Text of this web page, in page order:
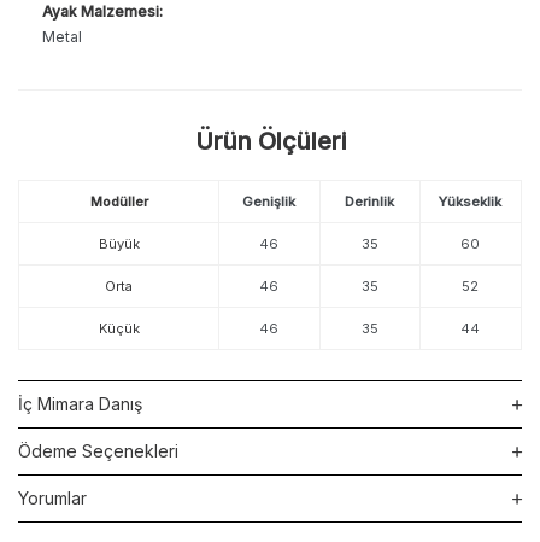
Ayak Malzemesi:
Metal
Ürün Ölçüleri
Modüller Genişlik Derinlik Yükseklik
Büyük 46 35 60
Orta 46 35 52
Küçük 46 35 44
İç Mimara Danış
Ödeme Seçenekleri
Yorumlar